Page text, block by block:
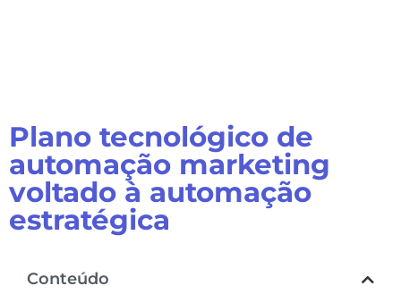
Plano tecnológico de
automação marketing
voltado à automação
estratégica
Conteúdo